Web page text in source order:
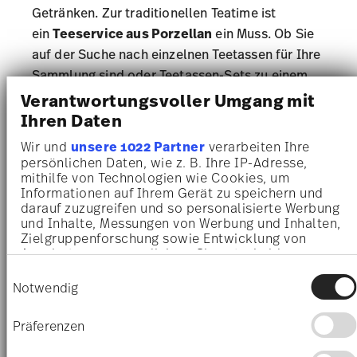
Verantwortungsvoller Umgang mit
Ihren Daten
Wir und unsere 1022 Partnerverarbeiten Ihre
persönlichen Daten, wie z. B. Ihre IP-Adresse,
mithilfe von Technologien wie Cookies, um
Informationen auf Ihrem Gerät zu speichern und
darauf zuzugreifen und so personalisierte Werbung
und Inhalte, Messungen von Werbung und Inhalten,
Zielgruppenforschung sowie Entwicklung von
Angeboten zu ermöglichen. Sie entscheiden
Sie können Ihre Einwilligung jederzeit über die
Cookie-Erklärung oder durch Klicken auf das
Privacy Trigger Symbol ändern oder widerrufen
Notwendig
Präferenzen
Getränken. Zur traditionellen Teatime ist
einTeeservice aus Porzellan ein Muss. Ob Sie
auf der Suche nach einzelnen Teetassen für Ihre
Sammlung sind oder Teetassen-Sets zu einem
Teeservice erweitern möchten: Rosenthal bietet
Ihnen eine vielseitige Auswahl an formschönen
Designer-Teetassen für den unvergesslichen
Teegenuss.
Teesorten wie Grüner Tee, Schwarztee,
Kräutertee und Früchtetee entfalten in den
filigranen Tassen aus hochwertigem Porzellan
mit der
gedeckten Tisch.